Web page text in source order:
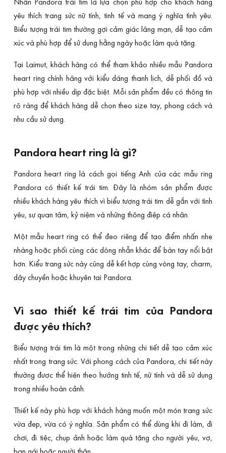
yêu thích trang sức nữ tính, tinh tế và mang ý nghĩa tình yêu.
Biểu tượng trái tim thường gợi cảm giác lãng mạn, dễ tạo cảm
xúc và phù hợp để sử dụng hằng ngày hoặc làm quà tặng.
Tại Laimut, khách hàng có thể tham khảo nhiều mẫu Pandora
heart ring chính hãng với kiểu dáng thanh lịch, dễ phối đồ và
phù hợp với nhiều dịp đặc biệt. Mỗi sản phẩm đều có thông tin
rõ ràng để khách hàng dễ chọn theo size tay, phong cách và
nhu cầu sử dụng.
Pandora heart ring là gì?
Pandora heart ring là cách gọi tiếng Anh của các mẫu ring
Pandora có thiết kế trái tim. Đây là nhóm sản phẩm được
nhiều khách hàng yêu thích vì biểu tượng trái tim dễ gắn với tình
yêu, sự quan tâm, kỷ niệm và những thông điệp cá nhân.
Một mẫu heart ring có thể đeo riêng để tạo điểm nhấn nhẹ
nhàng hoặc phối cùng các dòng nhẫn khác để bàn tay nổi bật
hơn. Kiểu trang sức này cũng dễ kết hợp cùng vòng tay, charm,
dây chuyền hoặc khuyên tai Pandora.
Vì sao thiết kế trái tim của Pandora
được yêu thích?
Biểu tượng trái tim là một trong những chi tiết dễ tạo cảm xúc
nhất trong trang sức. Với phong cách của Pandora, chi tiết này
thường được thể hiện theo hướng tinh tế, nữ tính và dễ sử dụng
trong nhiều hoàn cảnh.
Thiết kế này phù hợp với khách hàng muốn một món trang sức
vừa đẹp, vừa có ý nghĩa. Sản phẩm có thể dùng khi đi làm, đi
chơi, đi tiệc, chụp ảnh hoặc làm quà tặng cho người yêu, vợ,